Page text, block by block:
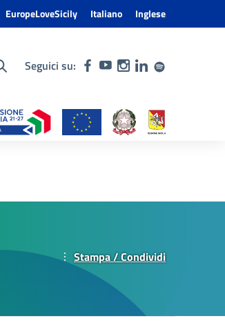
EuropeLoveSicily Italiano Inglese
Seguici su:
Stampa / Condividi